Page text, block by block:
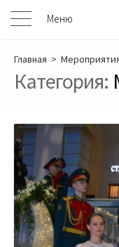
Меню
Меню
Главная >
Категория: